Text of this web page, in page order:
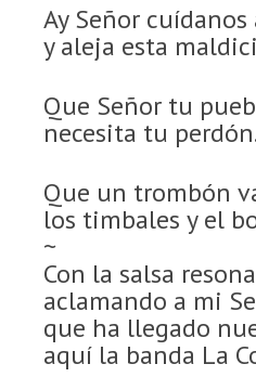
Ay Señor
y aleja esta
Que Señor tu
necesita tu
Que un trombón
los timbales y el
~
Con la salsa
aclamando a mi
que ha llegado
aquí la banda La